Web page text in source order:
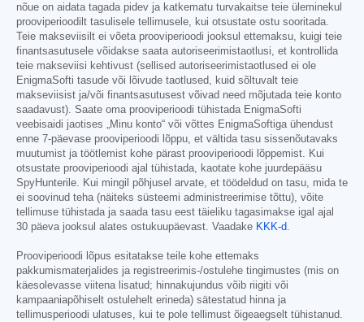
nõue on aidata tagada pidev ja katkematu turvakaitse teie üleminekul
prooviperioodilt tasulisele tellimusele, kui otsustate ostu sooritada.
Teie makseviisilt ei võeta prooviperioodi jooksul ettemaksu, kuigi teie
finantsasutusele võidakse saata autoriseerimistaotlusi, et kontrollida
teie makseviisi kehtivust (sellised autoriseerimistaotlused ei ole
EnigmaSofti tasude või lõivude taotlused, kuid sõltuvalt teie
makseviisist ja/või finantsasutusest võivad need mõjutada teie konto
saadavust). Saate oma prooviperioodi tühistada EnigmaSofti
veebisaidi jaotises „Minu konto“ või võttes EnigmaSoftiga ühendust
enne 7-päevase prooviperioodi lõppu, et vältida tasu sissenõutavaks
muutumist ja töötlemist kohe pärast prooviperioodi lõppemist. Kui
otsustate prooviperioodi ajal tühistada, kaotate kohe juurdepääsu
SpyHunterile. Kui mingil põhjusel arvate, et töödeldud on tasu, mida te
ei soovinud teha (näiteks süsteemi administreerimise tõttu), võite
tellimuse tühistada ja saada tasu eest täieliku tagasimakse igal ajal
30 päeva jooksul alates ostukuupäevast. Vaadake KKK-d.
Prooviperioodi lõpus esitatakse teile kohe ettemaks
pakkumismaterjalides ja registreerimis-/ostulehe tingimustes (mis on
käesolevasse viitena lisatud; hinnakujundus võib riigiti või
kampaaniapõhiselt ostulehelt erineda) sätestatud hinna ja
tellimusperioodi ulatuses, kui te pole tellimust õigeaegselt tühistanud.